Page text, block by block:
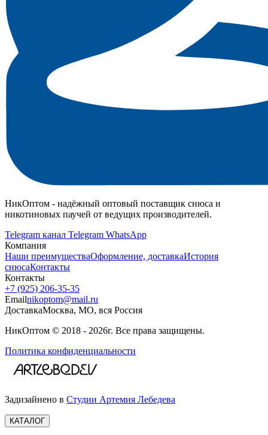
НикОптом - надёжный оптовый поставщик снюса и
никотиновых паучей от ведущих производителей.
Telegram канал Telegram WhatsApp
Компания
Наши преимуществаОформление, доставкаИстория
снюсаКонтакты
Контакты
+7 (925) 206‑35‑35
Emailnikoptom@mail.ru
ДоставкаМосква, МО, вся Россия
НикОптом © 2018 - 2026г. Все права защищены.
Политика конфиденциальности
Задизайнено в Студии Артемия Лебедева
КАТАЛОГ